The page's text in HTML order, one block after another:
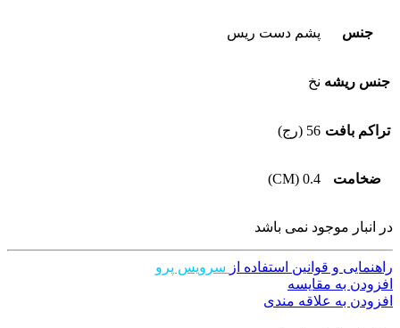
جنس پشم دست ریس
جنس ریشه نخ
تراکم بافت 56 (رج)
ضخامت 0.4 (CM)
در انبار موجود نمی باشد
راهنمایی و قوانین استفاده از سرویس پرو
افزودن به مقایسه
افزودن به علاقه مندی